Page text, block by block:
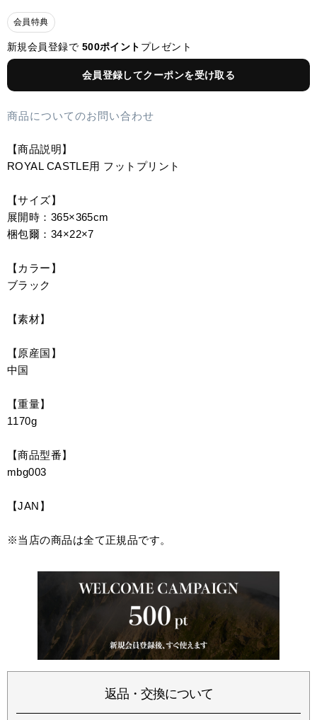
会員特典
新規会員登録で 500ポイント プレゼント
会員登録してクーポンを受け取る
商品についてのお問い合わせ
【商品説明】
ROYAL CASTLE用 フットプリント
【サイズ】
展開時：365×365cm
梱包爾：34×22×7
【カラー】
ブラック
【素材】
【原産国】
中国
【重量】
1170g
【商品型番】
mbg003
【JAN】
※当店の商品は全て正規品です。
返品・交換について